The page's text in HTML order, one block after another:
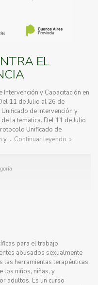
EL
y Capacitación en
11 de Julio al 26 de
de Intervención y
la tematica. Del 11 de Julio
Unificado de
y … Continuar leyendo
para el trabajo
abusados sexualmente
las herramientas terapéuticas
los niños, niñas, y
adultos. Es un curso